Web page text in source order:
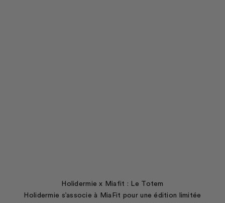
Holidermie x Miafit : Le Totem
Holidermie s’associe à MiaFit pour une édition limitée